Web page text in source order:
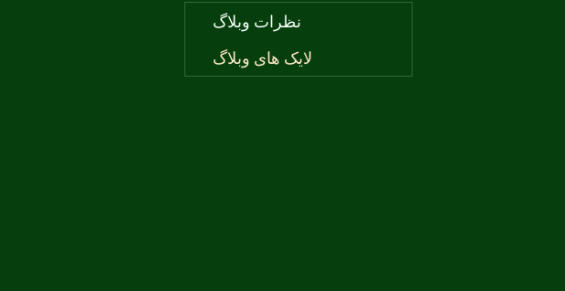
نظرات وبلاگ
لایک های وبلاگ